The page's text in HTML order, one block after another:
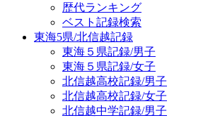
歴代ランキング
ベスト記録検索
東海5県/北信越記録
東海５県記録/男子
東海５県記録/女子
北信越高校記録/男子
北信越高校記録/女子
北信越中学記録/男子